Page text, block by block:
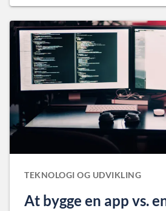
TEKNOLOGI OG UDVIKLING
At bygge en app vs.